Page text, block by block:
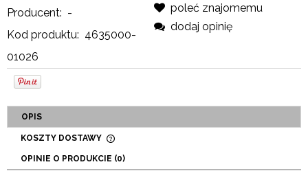
Producent: -
Kod produktu: 4635000-
01026
poleć znajomemu
dodaj opinię
OPIS
KOSZTY DOSTAWY
PŁATNOŚCI
OPINIE O PRODUKCIE (0)